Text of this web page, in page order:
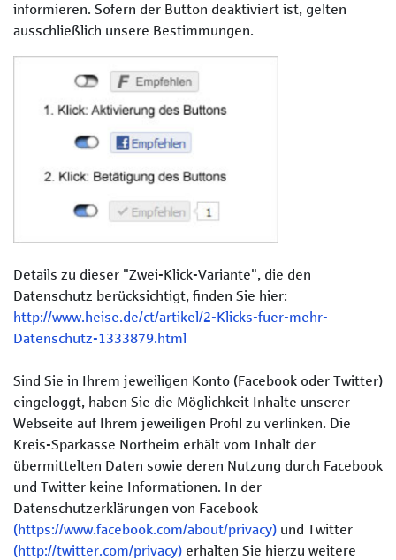
informieren. Sofern der Button deaktiviert ist, gelten
ausschließlich unsere Bestimmungen.
Details zu dieser "Zwei-Klick-Variante", die den
Datenschutz berücksichtigt, finden Sie hier:
http://www.heise.de/ct/artikel/2-Klicks-fuer-mehr-
Datenschutz-1333879.html
Sind Sie in Ihrem jeweiligen Konto (Facebook oder Twitter)
eingeloggt, haben Sie die Möglichkeit Inhalte unserer
Webseite auf Ihrem jeweiligen Profil zu verlinken. Die
Kreis-Sparkasse Northeim erhält vom Inhalt der
übermittelten Daten sowie deren Nutzung durch Facebook
und Twitter keine Informationen. In der
Datenschutzerklärungen von Facebook
(https://www.facebook.com/about/privacy) und Twitter
(http://twitter.com/privacy) erhalten Sie hierzu weitere